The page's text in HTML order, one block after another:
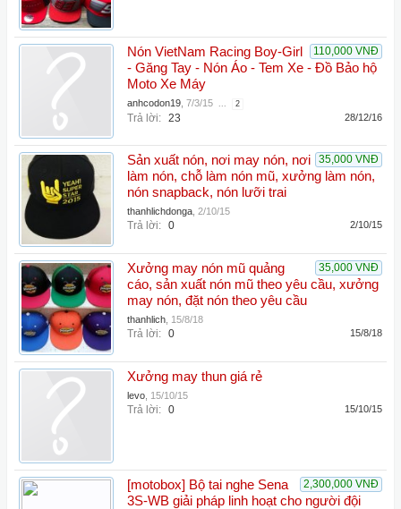
110,000 VNĐ
Nón VietNam Racing Boy-Girl
- Găng Tay - Nón Áo - Tem Xe - Đồ Bảo hộ
Moto Xe Máy
anhcodon19 7/3/15 ... 2
Trả lời: 23 28/12/16
35,000 VNĐ
Sản xuất nón, nơi may nón, nơi
làm nón, chỗ làm nón mũ, xưởng làm nón,
nón snapback, nón lưỡi trai
thanhlichdonga 2/10/15
Trả lời: 0 2/10/15
35,000 VNĐ
Xưởng may nón mũ quảng
cáo, sản xuất nón mũ theo yêu cầu, xưởng
may nón, đặt nón theo yêu cầu
thanhlich 15/8/18
Trả lời: 0 15/8/18
Xưởng may thun giá rẻ
levo 15/10/15
Trả lời: 0 15/10/15
2,300,000 VNĐ
[motobox] Bộ tai nghe Sena
3S-WB giải pháp linh hoạt cho người đội